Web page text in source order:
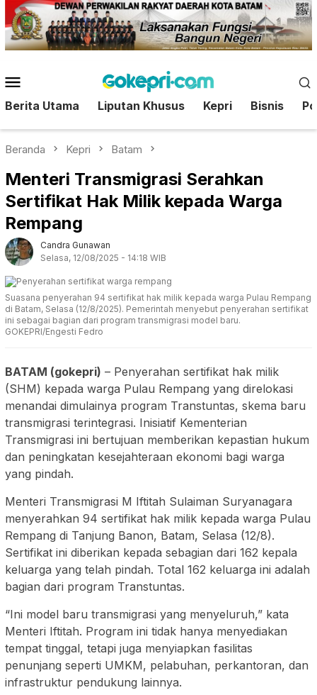
Loncat
ke
konten
Mobile
Berita Utama Liputan Khusus Kepri Bisnis
Beranda Kepri Batam
Menteri Transmigrasi Serahkan
Sertifikat Hak Milik kepada Warga
Rempang
Candra Gunawan
Selasa, 12/08/2025 - 14:18 WIB
Suasana penyerahan 94 sertifikat hak milik kepada warga Pulau Rempang
di Batam, Selasa (12/8/2025). Pemerintah menyebut penyerahan sertifikat
ini sebagai bagian dari program transmigrasi model baru.
GOKEPRI/Engesti Fedro
BATAM (gokepri) – Penyerahan sertifikat hak milik
(SHM) kepada warga Pulau Rempang yang direlokasi
menandai dimulainya program Transtuntas, skema baru
transmigrasi terintegrasi. Inisiatif Kementerian
Transmigrasi ini bertujuan memberikan kepastian hukum
dan peningkatan kesejahteraan ekonomi bagi warga
yang pindah.
Menteri Transmigrasi M Iftitah Sulaiman Suryanagara
menyerahkan 94 sertifikat hak milik kepada warga Pulau
Rempang di Tanjung Banon, Batam, Selasa (12/8).
Sertifikat ini diberikan kepada sebagian dari 162 kepala
keluarga yang telah pindah. Total 162 keluarga ini adalah
bagian dari program Transtuntas.
“Ini model baru transmigrasi yang menyeluruh,” kata
Menteri Iftitah. Program ini tidak hanya menyediakan
tempat tinggal, tetapi juga menyiapkan fasilitas
penunjang seperti UMKM, pelabuhan, perkantoran, dan
infrastruktur pendukung lainnya.